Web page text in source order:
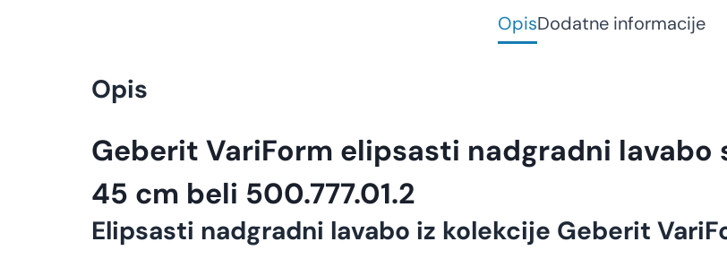
OpisDodatne informacije
Opis
Geberit VariForm elipsasti nadgradni lavabo
45 cm beli 500.777.01.2
Elipsasti nadgradni lavabo iz kolekcije Geberit